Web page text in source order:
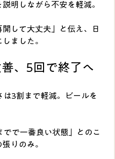
明しながら不安を軽減。
して大丈夫」と伝え、日
ました。
、5回で終了へ
3割まで軽減。ビールを
で一番良い状態」とのこ
りのみ。